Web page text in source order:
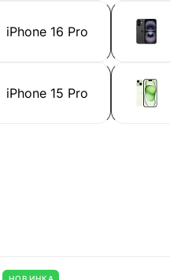
iPhone 16 Pro
iPhone 15 Pro